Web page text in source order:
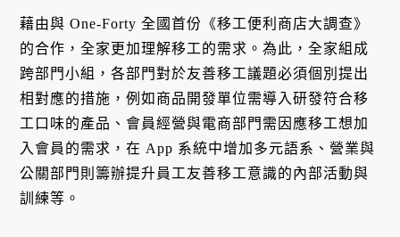
藉由與 One-Forty 全國首份《移工便利商店大調查》
的合作，全家更加理解移工的需求。為此，全家組成
跨部門小組，各部門對於友善移工議題必須個別提出
相對應的措施，例如商品開發單位需導入研發符合移
工口味的產品、會員經營與電商部門需因應移工想加
入會員的需求，在 App 系統中增加多元語系、營業與
公關部門則籌辦提升員工友善移工意識的內部活動與
訓練等。